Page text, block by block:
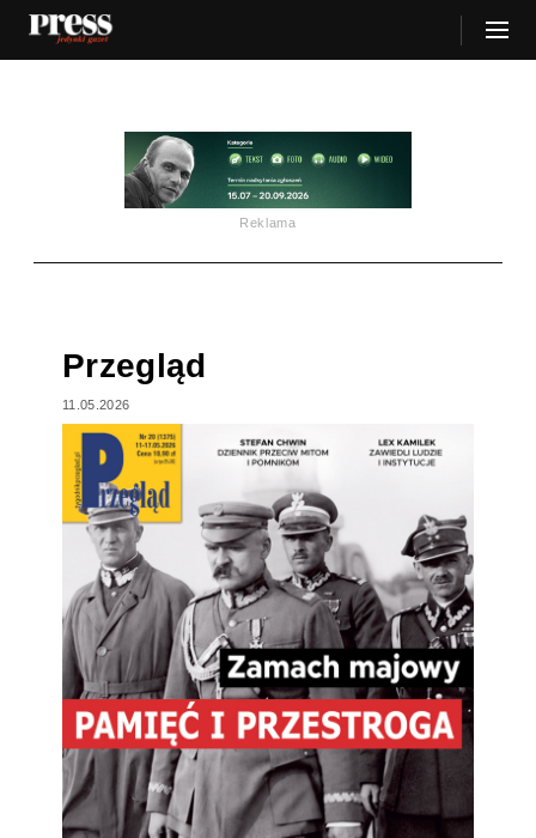
Reklama
Przegląd
11.05.2026